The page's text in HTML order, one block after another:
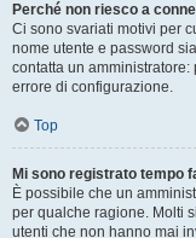
Perché non riesco a
Ci sono svariati motivi per
nome utente e password
contatta un
errore di configurazione.
Top
Mi sono registrato tempo
È possibile che un
per qualche ragione. Molti
utenti che non hanno mai